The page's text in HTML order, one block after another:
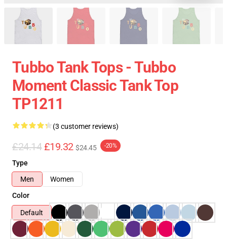
Tubbo Tank Tops - Tubbo
Moment Classic Tank Top
TP1211
(3 customer reviews)
£24.14 £19.32 $24.45 -20%
Type
Men
Women
Color
Default